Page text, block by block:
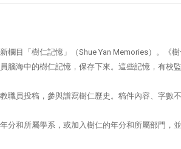
欄目「樹仁記憶」（Shue Yan Memories）。
腦海中的樹仁記憶，保存下來。這些記憶，有
職員投稿，參與譜寫樹仁歷史。稿件內容、字數
分和所屬學系，或加入樹仁的年分和所屬部門，並